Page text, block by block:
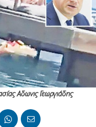
Αδωνις Γεωργιάδης